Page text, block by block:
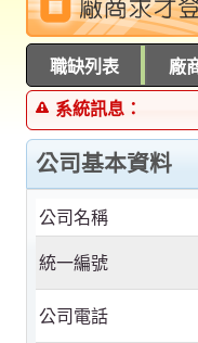
職缺列表 廠
系統訊息：
公司基本資料
公司名稱
統一編號
公司電話